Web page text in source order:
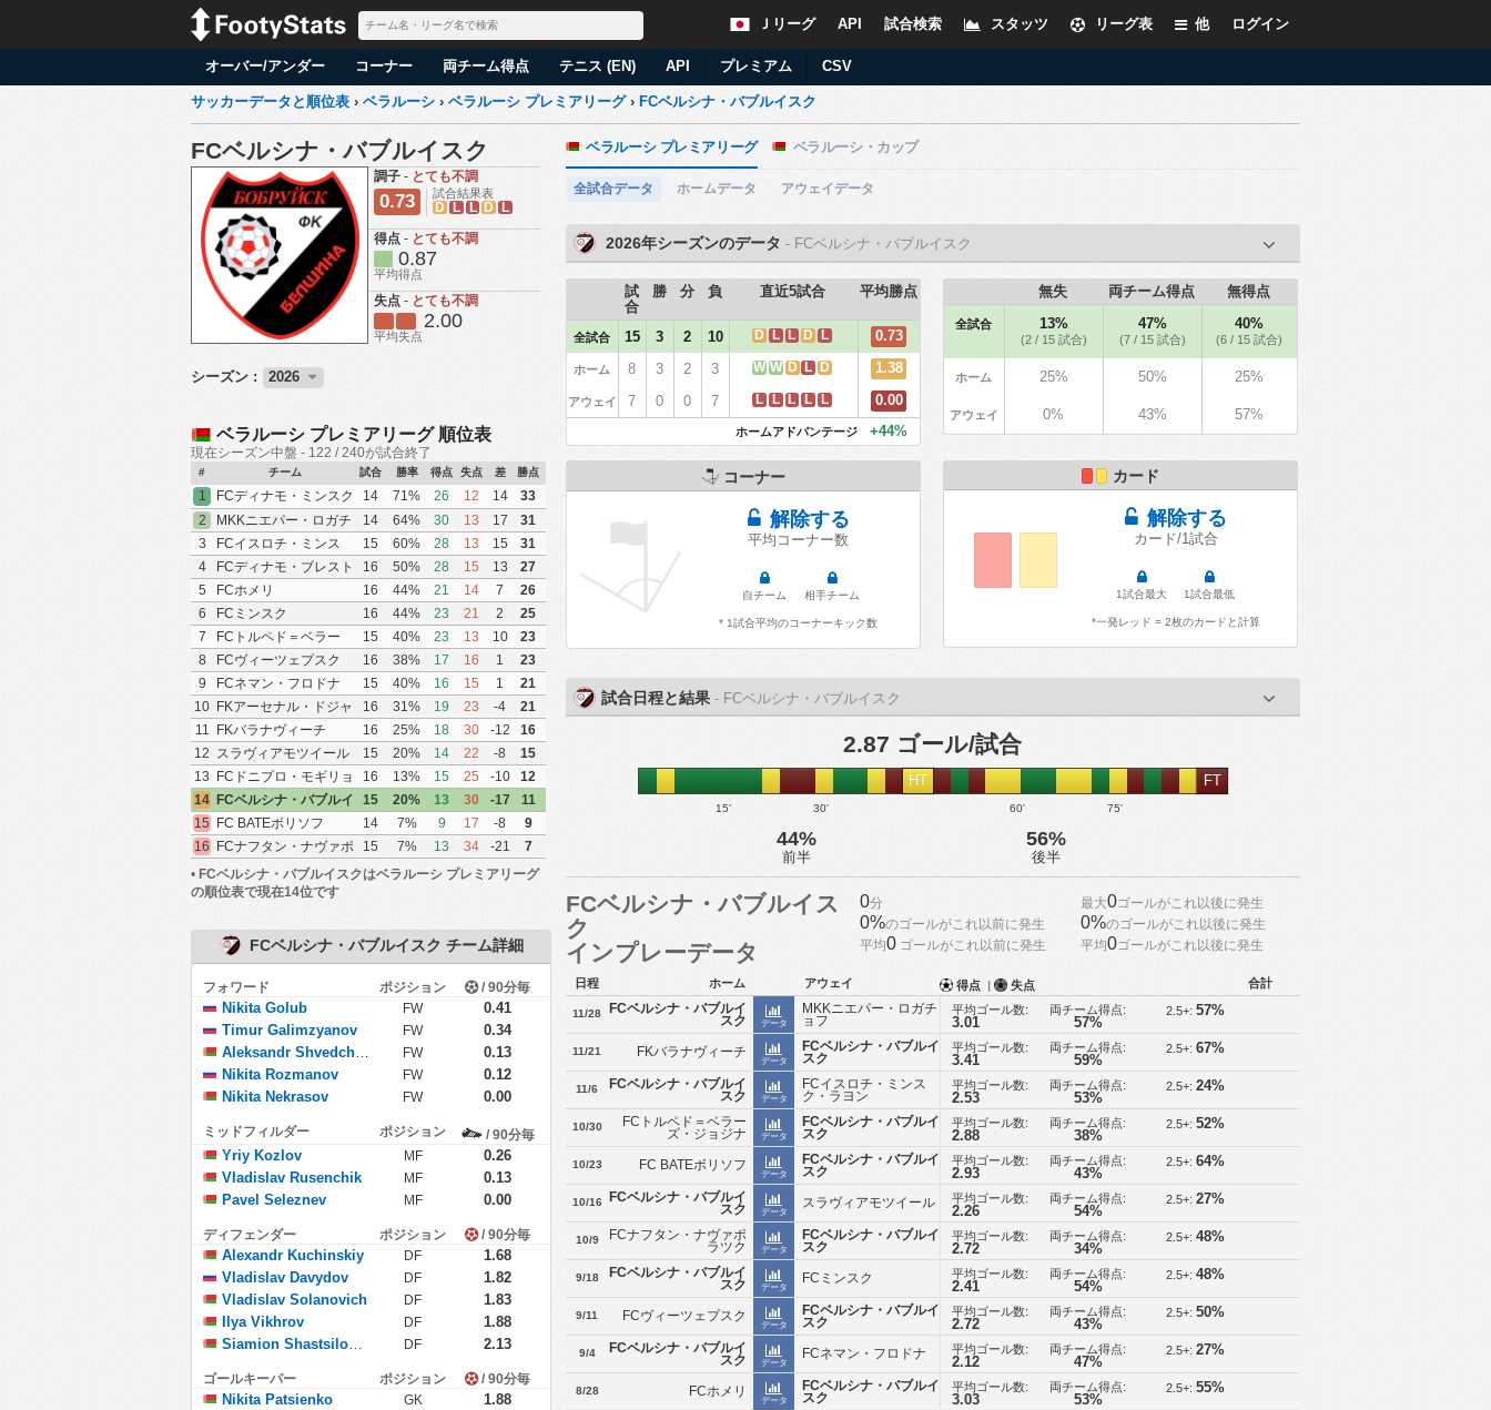
ログイン
他
リーグ表
スタッツ
試合検索
API
Ｊリーグ
オーバー/アンダー コーナー 両チーム得点 テニス (EN) API プレミアム CSV
サッカーデータと順位表 › ベラルーシ › ベラルーシ プレミアリーグ› FCベルシナ・バブルイスク
FCベルシナ・バブルイスク
調子 - とても不調
0.73 試合結果表
D L L D L
得点 - とても不調
0.87
平均得点
失点 - とても不調
2.00
平均失点
シーズン : 2026
ベラルーシ プレミアリーグ 順位表
現在シーズン中盤 - 122 / 240が試合終了
# チーム 試合 勝率 得点 失点 差 勝点
1 FCディナモ・ミンスク 14 71% 26 12 14
33
2
MKKニエパー・ロガチ
ョフ
14 64% 30 13 17
31
3
FCイスロチ・ミンス
ク・ラヨン
15 60% 28 13 15
31
4
FCディナモ・ブレスト 16 50% 28 15 13
27
5
FCホメリ 16 44% 21 14 7
26
6
FCミンスク 16 44% 23 21 2
25
7
FCトルペド＝ベラー
ズ・ジョジナ
15 40% 23 13 10
23
8
FCヴィーツェプスク 16 38% 17 16 1
23
9
FCネマン・フロドナ 15 40% 16 15 1
21
10 FKアーセナル・ドジャ
ルズィンク
16 31% 19 23 -4
21
11
FKバラナヴィーチ 16 25% 18 30 -12
16
12
スラヴィアモツイール 15 20% 14 22 -8
15
13
FCドニプロ・モギリョ
フ
16 13% 15 25 -10
12
14 FCベルシナ・バブルイ
スク
15 20% 13 30 -17
11
15
FC BATEボリソフ 14 7% 9 17 -8
9
16
FCナフタン・ナヴァポ
ラツク
15 7% 13 34 -21
7
• FCベルシナ・バブルイスクはベラルーシ プレミアリーグ
の順位表で現在14位です
FCベルシナ・バブルイスク チーム詳細
フォワード ポジション / 90分毎
Nikita Golub FW
0.41
Timur Galimzyanov
FW
0.34
Aleksandr Shvedchikov
FW
0.13
Nikita Rozmanov
FW
0.12
Nikita Nekrasov
FW 0.00
ミッドフィルダー ポジション / 90分毎
Yriy Kozlov MF
0.26
Vladislav Rusenchik
MF
0.13
Pavel Seleznev
MF 0.00
ディフェンダー ポジション / 90分毎
Alexandr Kuchinskiy DF
1.68
Vladislav Davydov
DF
1.82
Vladislav Solanovich
DF
1.83
Ilya Vikhrov
DF
1.88
Siamion Shastsilouski
DF 2.13
ゴールキーパー ポジション / 90分毎
Nikita Patsienko GK 1.88
ベラルーシ プレミアリーグ ベラルーシ・カップ
全試合データ ホームデータ アウェイデータ
2026年シーズンのデータ - FCベルシナ・バブルイスク
試
合
勝 分 負 直近5試合 平均勝点
全試合 15 3 2 10 D L L D L 0.73
ホーム 8 3 2 3 W W D L D 1.38
アウェイ 7 0 0 7 L L L L L 0.00
ホームアドバンテージ +44%
無失 両チーム得点 無得点
全試合 13%
(2 / 15 試合)
47%
(7 / 15 試合)
40%
(6 / 15 試合)
ホーム 25% 50% 25%
アウェイ 0% 43% 57%
コーナー
解除する
平均コーナー数
自チーム 相手チーム
* 1試合平均のコーナーキック数
カード
解除する
カード/1試合
1試合最大 1試合最低
*一発レッド = 2枚のカードと計算
試合日程と結果- FCベルシナ・バブルイスク
2.87 ゴール/試合
15' 30'
HT
60' 75'
FT
44%
前半
56%
後半
FCベルシナ・バブルイス
ク
インプレーデータ
0分 最大0ゴールがこれ以後に発生
0%のゴールがこれ以前に発生 0%のゴールがこれ以後に発生
平均0ゴールがこれ以前に発生 平均0ゴールがこれ以後に発生
日程 ホーム アウェイ 得点 | 失点 合計
11/28
FCベルシナ・バブルイ
スク
データ
MKKニエパー・ロガチ
ョフ
平均ゴール数:
3.01
両チーム得点:
57%
2.5+: 57%
11/21 FKバラナヴィーチ
データ
FCベルシナ・バブルイ
スク
平均ゴール数:
3.41
両チーム得点:
59%
2.5+: 67%
11/6
FCベルシナ・バブルイ
スク
データ
FCイスロチ・ミンス
ク・ラヨン
平均ゴール数:
2.53
両チーム得点:
53%
2.5+: 24%
10/30
FCトルペド＝ベラー
ズ・ジョジナ
データ
FCベルシナ・バブルイ
スク
平均ゴール数:
2.88
両チーム得点:
38%
2.5+: 52%
10/23 FC BATEボリソフ
データ
FCベルシナ・バブルイ
スク
平均ゴール数:
2.93
両チーム得点:
43%
2.5+: 64%
10/16
FCベルシナ・バブルイ
スク
データ
スラヴィアモツイール 平均ゴール数:
2.26
両チーム得点:
54%
2.5+: 27%
10/9
FCナフタン・ナヴァポ
ラツク
データ
FCベルシナ・バブルイ
スク
平均ゴール数:
2.72
両チーム得点:
34%
2.5+: 48%
9/18
FCベルシナ・バブルイ
スク
データ
FCミンスク 平均ゴール数:
2.41
両チーム得点:
54%
2.5+: 48%
9/11 FCヴィーツェプスク
データ
FCベルシナ・バブルイ
スク
平均ゴール数:
2.72
両チーム得点:
43%
2.5+: 50%
9/4
FCベルシナ・バブルイ
スク
データ
FCネマン・フロドナ 平均ゴール数:
2.12
両チーム得点:
47%
2.5+: 27%
8/28 FCホメリ
データ
FCベルシナ・バブルイ
スク
平均ゴール数:
3.03
両チーム得点:
53%
2.5+: 55%